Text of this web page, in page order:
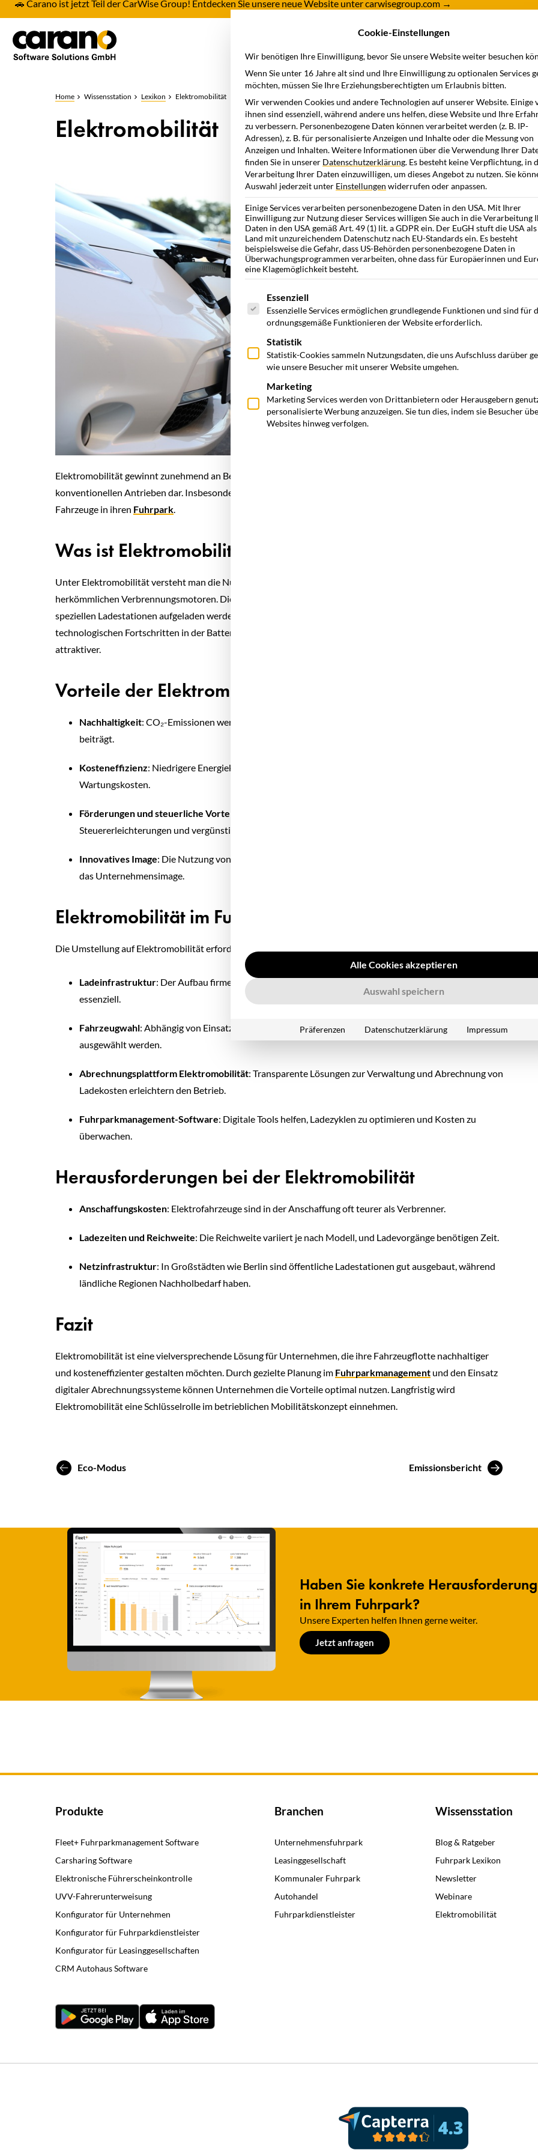
🚗 Carano ist jetzt Teil der CarWise Group! Entdecken Sie unsere neue Website unter carwisegroup.com →
Branchen Wissensstation
Home Wissensstation Lexikon Elektromobilität
Elektromobilität
Elektromobilität gewinnt zunehmend an Bedeutung und stellt eine nachhaltige Alternative zu
konventionellen Antrieben dar. Insbesondere Unternehmen profitieren von der Integration elektrischer
Fahrzeuge in ihren Fuhrpark.
Was ist Elektromobilität?
Unter Elektromobilität versteht man die Nutzung von elektrisch betriebenen Fahrzeugen als Alternative zu
herkömmlichen Verbrennungsmotoren. Diese Fahrzeuge beziehen ihre Energie aus Batterien, die an
speziellen Ladestationen aufgeladen werden. Durch die zunehmende Verfügbarkeit von Ladestationen und
technologischen Fortschritten in der Batterietechnik wird Elektromobilität für Unternehmen immer
attraktiver.
Vorteile der Elektromobilität für Unternehmen
Nachhaltigkeit: CO₂-Emissionen werden deutlich reduziert, was zur Erreichung von Klimazielen
beiträgt.
Kosteneffizienz: Niedrigere Energiekosten im Vergleich zu fossilen Kraftstoffen und geringere
Wartungskosten.
Förderungen und steuerliche Vorteile
Steuererleichterungen und vergünstigten Abschreibungen.
Innovatives Image: Die Nutzung von Elektrofahrzeugen stärkt das Umweltbewusstsein und verbessert
das Unternehmensimage.
Elektromobilität im Fuhrparkmanagement
Die Umstellung auf Elektromobilität erfordert eine gezielte Strategie im
Ladeinfrastruktur: Der Aufbau firmeneigener Ladestationen oder die Nutzung öffentlicher Netze ist
essenziell.
Fahrzeugwahl: Abhängig von Einsatzgebiet und Reichweitenbedarf sollten geeignete Elektrofahrzeuge
ausgewählt werden.
Abrechnungsplattform Elektromobilität: Transparente Lösungen zur Verwaltung und Abrechnung von
Ladekosten erleichtern den Betrieb.
Fuhrparkmanagement-Software: Digitale Tools helfen, Ladezyklen zu optimieren und Kosten zu
überwachen.
Herausforderungen bei der Elektromobilität
Anschaffungskosten: Elektrofahrzeuge sind in der Anschaffung oft teurer als Verbrenner.
Ladezeiten und Reichweite: Die Reichweite variiert je nach Modell, und Ladevorgänge benötigen Zeit.
Netzinfrastruktur: In Großstädten wie Berlin sind öffentliche Ladestationen gut ausgebaut, während
ländliche Regionen Nachholbedarf haben.
Fazit
Elektromobilität ist eine vielversprechende Lösung für Unternehmen, die ihre Fahrzeugflotte nachhaltiger
und kosteneffizienter gestalten möchten. Durch gezielte Planung im Fuhrparkmanagement und den Einsatz
digitaler Abrechnungssysteme können Unternehmen die Vorteile optimal nutzen. Langfristig wird
Elektromobilität eine Schlüsselrolle im betrieblichen Mobilitätskonzept einnehmen.
Eco-Modus Emissionsbericht
Haben Sie konkrete
in Ihrem Fuhrpark?
Unsere Experten helfen Ihnen gerne weiter.​
Jetzt anfragen
Produkte
Fleet+ Fuhrparkmanagement Software
Carsharing Software
Elektronische Führerscheinkontrolle
UVV-Fahrerunterweisung
Konfigurator für Unternehmen
Konfigurator für Fuhrparkdienstleister
Konfigurator für Leasinggesellschaften
CRM Autohaus Software
Branchen
Unternehmensfuhrpark
Leasinggesellschaft
Kommunaler Fuhrpark
Autohandel
Fuhrparkdienstleister
Wissensstation
Blog & Ratgeber
Fuhrpark Lexikon
Newsletter
Webinare
Elektromobilität
Cookie-Einstellungen
Wir benötigen Ihre Einwilligung, bevor Sie unsere Website weiter besuchen
Wenn Sie unter 16 Jahre alt sind und Ihre Einwilligung zu optionalen Services
möchten, müssen Sie Ihre Erziehungsberechtigten um Erlaubnis bitten.
Wir verwenden Cookies und andere Technologien auf unserer Website. Einige
ihnen sind essenziell, während andere uns helfen, diese Website und Ihre
zu verbessern. Personenbezogene Daten können verarbeitet werden (z. B. IP-
Adressen), z. B. für personalisierte Anzeigen und Inhalte oder die Messung von
Anzeigen und Inhalten.Weitere Informationen über die Verwendung Ihrer
finden Sie in unserer Datenschutzerklärung. Es besteht keine Verpflichtung, in
Verarbeitung Ihrer Daten einzuwilligen, um dieses Angebot zu nutzen.Sie
Auswahl jederzeit unter Einstellungen widerrufen oder anpassen.
Einige Services verarbeiten personenbezogene Daten in den USA. Mit Ihrer
Einwilligung zur Nutzung dieser Services willigen Sie auch in die Verarbeitung
Daten in den USA gemäß Art. 49 (1) lit. a GDPR ein. Der EuGH stuft die USA
Land mit unzureichendem Datenschutz nach EU-Standards ein. Es besteht
beispielsweise die Gefahr, dass US-Behörden personenbezogene Daten in
Überwachungsprogrammen verarbeiten, ohne dass für Europäerinnen und
eine Klagemöglichkeit besteht.
Es folgt eine Liste der Service-Gruppen, für die eine Einwilligung
Essenziell
Essenzielle Services ermöglichen grundlegende Funktionen und sind für
ordnungsgemäße Funktionieren der Website erforderlich.
Statistik
Statistik-Cookies sammeln Nutzungsdaten, die uns Aufschluss darüber
wie unsere Besucher mit unserer Website umgehen.
Marketing
Marketing Services werden von Drittanbietern oder Herausgebern
personalisierte Werbung anzuzeigen. Sie tun dies, indem sie Besucher
Websites hinweg verfolgen.
Alle Cookies akzeptieren
Auswahl speichern
Präferenzen Datenschutzerklärung Impressum